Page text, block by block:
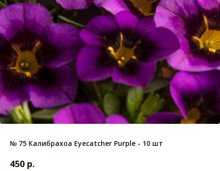
№ 75 Калибрахоа Eyecatcher Purple - 10 шт
450 р.